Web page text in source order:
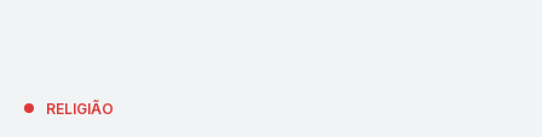
RELIGIÃO